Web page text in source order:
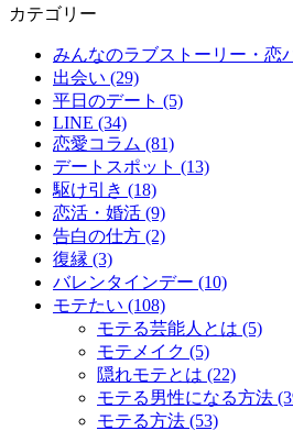
カテゴリー
みんなのラブストーリー・恋
出会い (29)
平日のデート (5)
LINE (34)
恋愛コラム (81)
デートスポット (13)
駆け引き (18)
恋活・婚活 (9)
告白の仕方 (2)
復縁 (3)
バレンタインデー (10)
モテたい (108)
モテる芸能人とは (5)
モテメイク (5)
隠れモテとは (22)
モテる男性になる方法
モテる方法 (53)